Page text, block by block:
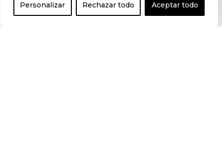
Personalizar Rechazar todo Aceptar todo
aromas y